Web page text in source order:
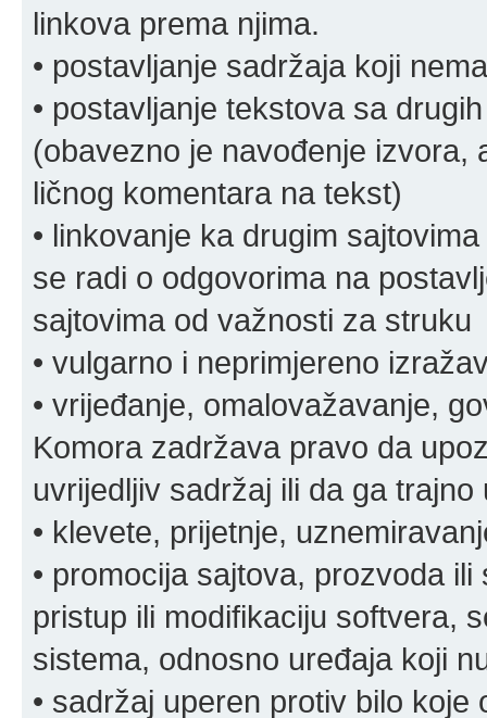
linkova prema njima.
• postavljanje sadržaja koji
• postavljanje tekstova sa
(obavezno je navođenje izvora,
ličnog komentara na tekst)
• linkovanje ka drugim
se radi o odgovorima na
sajtovima od važnosti za struku
• vulgarno i neprimjereno
• vrijeđanje, omalovažavanje,
Komora zadržava pravo da
uvrijedljiv sadržaj ili da ga trajno
• klevete, prijetnje,
• promocija sajtova, prozvoda
pristup ili modifikaciju softvera,
sistema, odnosno uređaja koji
• sadržaj uperen protiv bilo